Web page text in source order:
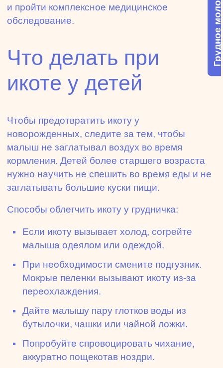
и пройти комплексное медицинское
обследование.
Что делать при
икоте у детей
Чтобы предотвратить икоту у
новорожденных, следите за тем, чтобы
малыш не заглатывал воздух во время
кормления. Детей более старшего возраста
нужно научить не спешить во время еды и не
заглатывать большие куски пищи.
Способы облегчить икоту у грудничка:
Если икоту вызывает холод, согрейте
малыша одеялом или одеждой.
При необходимости смените подгузник.
Мокрые пеленки вызывают икоту из-за
переохлаждения.
Дайте малышу пару глотков воды из
бутылочки, чашки или чайной ложки.
Попробуйте спровоцировать чихание,
аккуратно пощекотав ноздри.
Грудное молоко